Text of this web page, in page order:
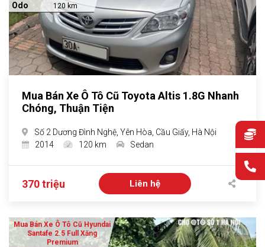
Odo 120 km
Mua Bán Xe Ô Tô Cũ Toyota Altis 1.8G Nhanh
Chóng, Thuận Tiện
Số 2 Dương Đình Nghệ, Yên Hòa, Cầu Giấy, Hà Nội
2014
120 km Sedan
370 triệu Liên hệ
Mua Bán Xe Ô Tô Cũ Hyundai
Santafe 2.5 Full Xăng
Premium